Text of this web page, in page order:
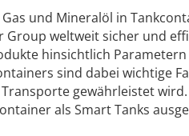
und Mineralöl in
Group weltweit sicher und
hinsichtlich
sind dabei wichtige
gewährleistet
als Smart Tanks